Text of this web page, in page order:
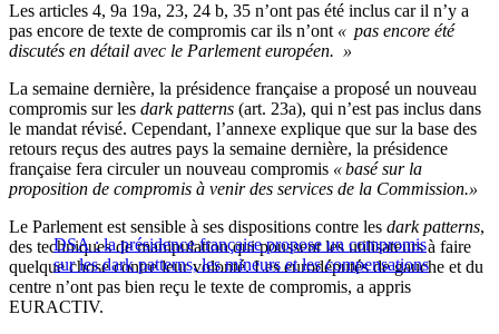
Les articles 4, 9a 19a, 23, 24 b, 35 n’ont pas été inclus car il n’y a
pas encore de texte de compromis car ils n’ont « pas encore été
discutés en détail avec le Parlement européen. »
La semaine dernière, la présidence française a proposé un nouveau
compromis sur les dark patterns (art. 23a), qui n’est pas inclus dans
le mandat révisé. Cependant, l’annexe explique que sur la base des
retours reçus des autres pays la semaine dernière, la présidence
française fera circuler un nouveau compromis « basé sur la
proposition de compromis à venir des services de la Commission.»
DSA : la présidence française propose un compromis
sur les dark patterns, les mineurs et les compensations
Le Parlement est sensible à ses dispositions contre les dark patterns,
des techniques de manipulation qui poussent les utilisateurs à faire
quelque chose contre leur volonté. Les eurodéputés de gauche et du
centre n’ont pas bien reçu le texte de compromis, a appris
EURACTIV.